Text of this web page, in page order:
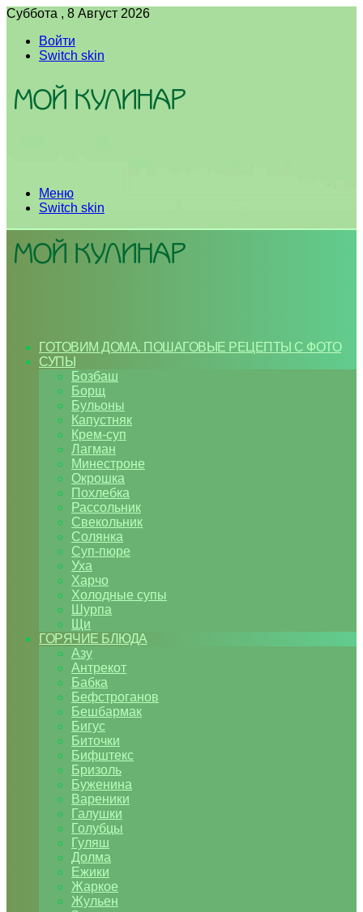
Суббота , 8 Август 2026
Войти
Switch skin
Меню
Switch skin
ГОТОВИМ ДОМА. ПОШАГОВЫЕ РЕЦЕПТЫ С ФОТО
СУПЫ
Бозбаш
Борщ
Бульоны
Капустняк
Крем-суп
Лагман
Минестроне
Окрошка
Похлебка
Рассольник
Свекольник
Солянка
Суп-пюре
Уха
Харчо
Холодные супы
Шурпа
Щи
ГОРЯЧИЕ БЛЮДА
Азу
Антрекот
Бабка
Бефстроганов
Бешбармак
Бигус
Биточки
Бифштекс
Бризоль
Буженина
Вареники
Галушки
Голубцы
Гуляш
Долма
Ежики
Жаркое
Жульен